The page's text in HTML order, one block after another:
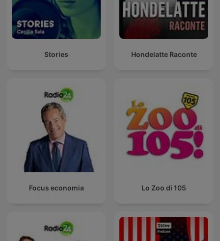
Stories Hondelatte Raconte
Focus economia Lo Zoo di 105